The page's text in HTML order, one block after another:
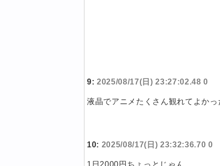
9: 2025/08/17(日) 23:27:02.48 0
液晶でアニメたくさん観れてよかっ
10: 2025/08/17(日) 23:32:36.70 0